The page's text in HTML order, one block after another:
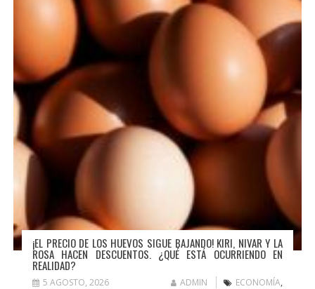
¡EL PRECIO DE LOS HUEVOS SIGUE BAJANDO! KIRI, NIVAR Y LA
ROSA HACEN DESCUENTOS. ¿QUÉ ESTÁ OCURRIENDO EN
REALIDAD?
5 AGOSTO, 2026 ADMIN ECONOMÍA,